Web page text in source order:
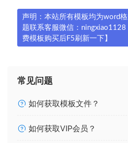
声明：本站所有模板均为word
题联系客服微信：
费模板购买后F5刷新一下】
常见问题
如何获取模板文件？
如何获取VIP会员？